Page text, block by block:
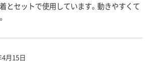
とセットで使用しています。動きやすくて
月15日